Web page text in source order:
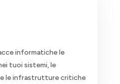
informatiche le
tuoi sistemi, le
le infrastrutture critiche